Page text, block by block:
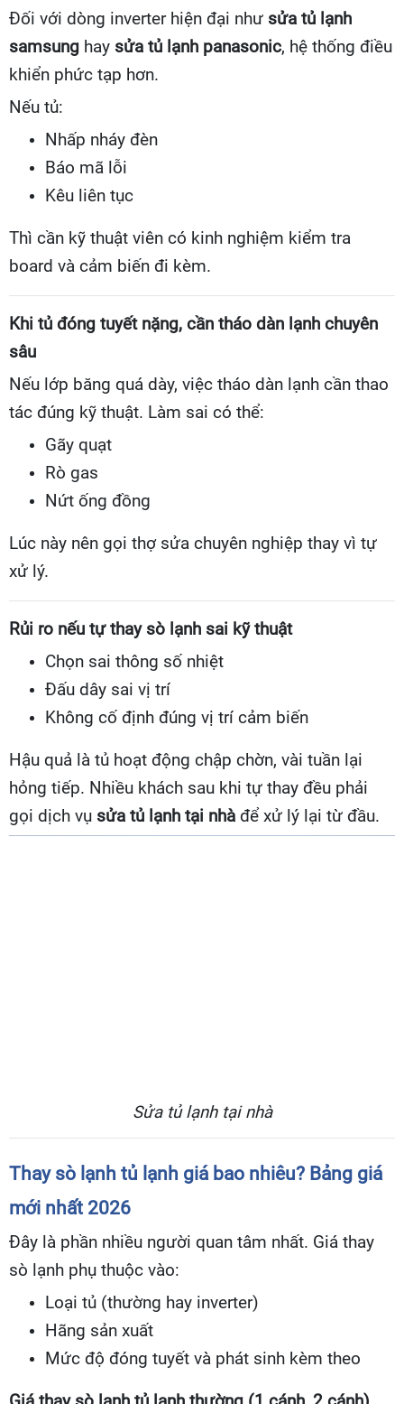
Đối với dòng inverter hiện đại như sửa tủ lạnh
samsung hay sửa tủ lạnh panasonic, hệ thống điều
khiển phức tạp hơn.
Nếu tủ:
Nhấp nháy đèn
Báo mã lỗi
Kêu liên tục
Thì cần kỹ thuật viên có kinh nghiệm kiểm tra
board và cảm biến đi kèm.
Khi tủ đóng tuyết nặng, cần tháo dàn lạnh chuyên
sâu
Nếu lớp băng quá dày, việc tháo dàn lạnh cần thao
tác đúng kỹ thuật. Làm sai có thể:
Gãy quạt
Rò gas
Nứt ống đồng
Lúc này nên gọi thợ sửa chuyên nghiệp thay vì tự
xử lý.
Rủi ro nếu tự thay sò lạnh sai kỹ thuật
Chọn sai thông số nhiệt
Đấu dây sai vị trí
Không cố định đúng vị trí cảm biến
Hậu quả là tủ hoạt động chập chờn, vài tuần lại
hỏng tiếp. Nhiều khách sau khi tự thay đều phải
gọi dịch vụ sửa tủ lạnh tại nhà để xử lý lại từ đầu.
Sửa tủ lạnh tại nhà
Thay sò lạnh tủ lạnh giá bao nhiêu? Bảng giá
mới nhất 2026
Đây là phần nhiều người quan tâm nhất. Giá thay
sò lạnh phụ thuộc vào:
Loại tủ (thường hay inverter)
Hãng sản xuất
Mức độ đóng tuyết và phát sinh kèm theo